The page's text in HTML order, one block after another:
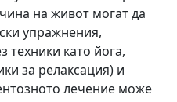
на живот могат да
упражнения,
техники като йога,
за релаксация) и
лечение може